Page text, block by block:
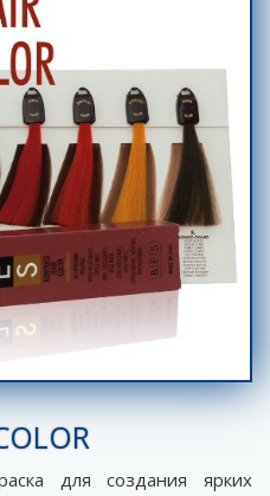
для создания ярких